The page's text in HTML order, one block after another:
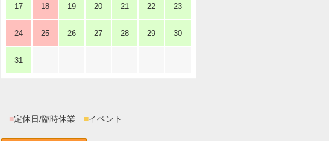
17 18 19 20 21 22 23
24 25 26 27 28 29 30
31
■定休日/臨時休業 ■イベント